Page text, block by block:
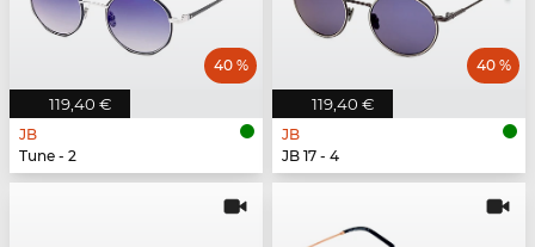
119,40 €
40 %
JB
Tune - 2
119,40 €
40 %
JB
JB 17 - 4